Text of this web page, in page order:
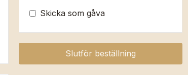
Skicka som gåva
Slutför beställning